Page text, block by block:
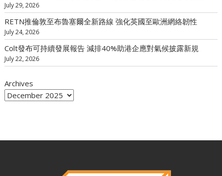
July 29, 2026
RETN推倫敦至布魯塞爾全新路線 強化英國至歐洲網絡韌性
July 24, 2026
Colt發布可持續發展報告 減排40%助港企應對氣候披露新規
July 22, 2026
Archives